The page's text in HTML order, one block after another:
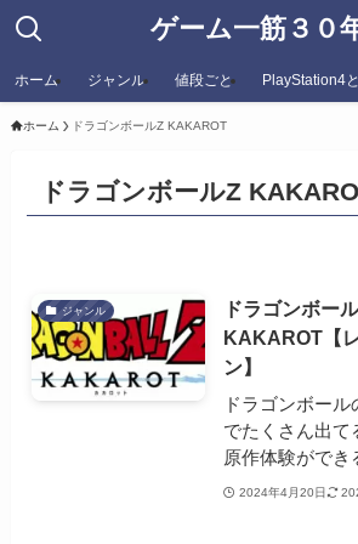
ゲーム一筋３０
ホーム ジャンル 値段ごと PlayStation4
ホーム ドラゴンボールZ KAKAROT
ドラゴンボールZ
ジャンル
ドラゴンボー
KAKAROT【
ン】
ドラゴンボー
でたくさん出て
原作体験ができ
2024年4月20日